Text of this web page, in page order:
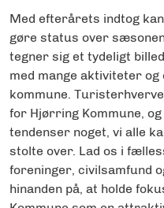
Med efterårets indtog
gøre status over
tegner sig et tydeligt
med mange aktiviteter
kommune.
for Hjørring Kommune,
tendenser noget, vi alle
stolte over. Lad os i
foreninger, civilsamfund
hinanden på, at holde